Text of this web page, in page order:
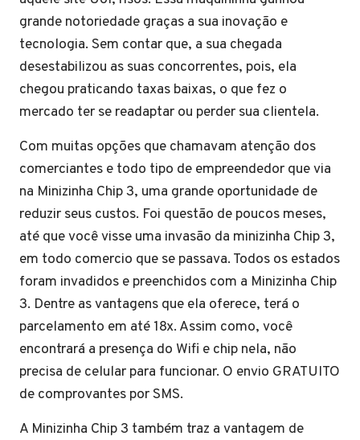
grande notoriedade graças a sua inovação e
tecnologia. Sem contar que, a sua chegada
desestabilizou as suas concorrentes, pois, ela
chegou praticando taxas baixas, o que fez o
mercado ter se readaptar ou perder sua clientela.
Com muitas opções que chamavam atenção dos
comerciantes e todo tipo de empreendedor que via
na Minizinha Chip 3, uma grande oportunidade de
reduzir seus custos. Foi questão de poucos meses,
até que você visse uma invasão da minizinha Chip 3,
em todo comercio que se passava. Todos os estados
foram invadidos e preenchidos com a Minizinha Chip
3. Dentre as vantagens que ela oferece, terá o
parcelamento em até 18x. Assim como, você
encontrará a presença do Wifi e chip nela, não
precisa de celular para funcionar. O envio GRATUITO
de comprovantes por SMS.
A Minizinha Chip 3 também traz a vantagem de